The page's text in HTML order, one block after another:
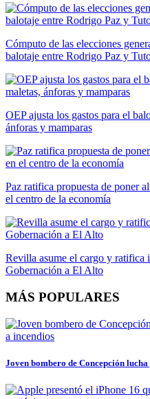
Cómputo de las elecciones
balotaje entre Rodrigo Paz y
OEP ajusta los gastos para el
ánforas y mamparas
Paz ratifica propuesta de poner
el centro de la economía
Revilla asume el cargo y ratifica
Gobernación a El Alto
MÁS POPULARES
Joven bombero de Concepción